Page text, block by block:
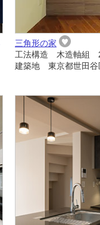
三角形の家
工法構造 木造軸組
建築地 東京都世田谷